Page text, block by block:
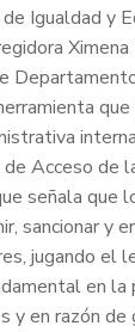
Igualdad y
Acceso de
señala que
sancionar y
jugando el
en la
y en razón de